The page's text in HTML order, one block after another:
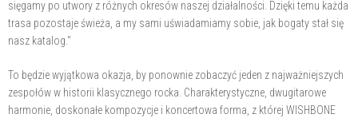
sięgamy po utwory z różnych okresów naszej działalności. Dzięki temu każda
trasa pozostaje świeża, a my sami uświadamiamy sobie, jak bogaty stał się
nasz katalog."
To będzie wyjątkowa okazja, by ponownie zobaczyć jeden z najważniejszych
zespołów w historii klasycznego rocka. Charakterystyczne, dwugitarowe
harmonie, doskonałe kompozycje i koncertowa forma, z której WISHBONE